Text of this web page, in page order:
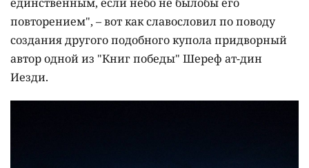
повторением", – вот как славословил по поводу
создания другого подобного купола придворный
автор одной из "Книг победы" Шереф ат-дин
Иезди.